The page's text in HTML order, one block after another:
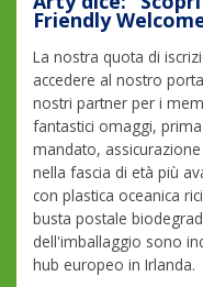
Friendly
La nostra quota di
accedere al nostro
nostri partner per i
fantastici omaggi,
mandato,
nella fascia di età più
con plastica oceanica
busta postale
dell'imballaggio sono
hub europeo in Irlanda.